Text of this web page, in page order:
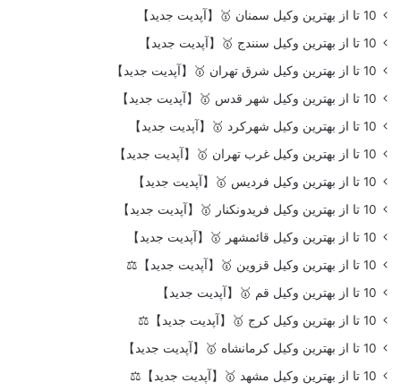
10 تا از بهترین وکیل سمنان 🥇【آپدیت جدید】
10 تا از بهترین وکیل سنندج 🥇【آپدیت جدید】
10 تا از بهترین وکیل شرق تهران 🥇【آپدیت جدید】
10 تا از بهترین وکیل شهر قدس 🥇【آپدیت جدید】
10 تا از بهترین وکیل شهرکرد 🥇【آپدیت جدید】
10 تا از بهترین وکیل غرب تهران 🥇【آپدیت جدید】
10 تا از بهترین وکیل فردیس 🥇【آپدیت جدید】
10 تا از بهترین وکیل فریدونکنار 🥇【آپدیت جدید】
10 تا از بهترین وکیل قائمشهر 🥇【آپدیت جدید】
10 تا از بهترین وکیل قزوین 🥇【آپدیت جدید】⚖️
10 تا از بهترین وکیل قم 🥇【آپدیت جدید】
10 تا از بهترین وکیل کرج 🥇【آپدیت جدید】⚖️
10 تا از بهترین وکیل کرمانشاه 🥇【آپدیت جدید】
10 تا از بهترین وکیل مشهد 🥇【آپدیت جدید】⚖️